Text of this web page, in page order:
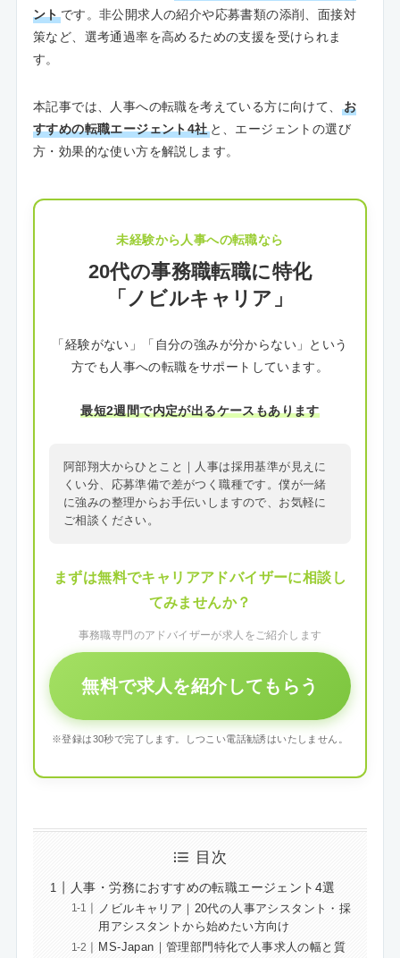
ントです。非公開求人の紹介や応募書類の添削、面接対
策など、選考通過率を高めるための支援を受けられま
す。
本記事では、人事への転職を考えている方に向けて、
お
すすめの転職エージェント4社と、エージェントの選び
方・効果的な使い方を解説します。
未経験から人事への転職なら
20代の事務職転職に特化
「ノビルキャリア」
「経験がない」「自分の強みが分からない」という
方でも人事への転職をサポートしています。
最短2週間で内定が出るケースもあります
阿部翔大からひとこと｜人事は採用基準が見えに
くい分、応募準備で差がつく職種です。僕が一緒
に強みの整理からお手伝いしますので、お気軽に
ご相談ください。
まずは無料でキャリアアドバイザーに相談し
てみませんか？
事務職専門のアドバイザーが求人をご紹介します
無料で求人を紹介してもらう
※登録は30秒で完了します。しつこい電話勧誘はいたしません。
目次
人事・労務におすすめの転職エージェント4選
ノビルキャリア｜20代の人事アシスタント・採
用アシスタントから始めたい方向け
MS-Japan｜管理部門特化で人事求人の幅と質